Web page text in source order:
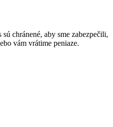
chránené, aby sme zabezpečili,
vám vrátime peniaze.